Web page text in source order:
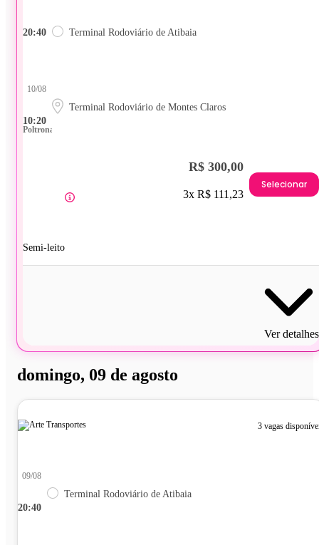
20:40 Terminal Rodoviário de Atibaia
10:20
10/08
Terminal Rodoviário de Montes Claros
Poltrona
Semi-leito
R$ 300,00
3x R$ 111,23
Selecionar
Ver detalhes
domingo, 09 de agosto
3 vagas
20:40
09/08
Terminal Rodoviário de Atibaia